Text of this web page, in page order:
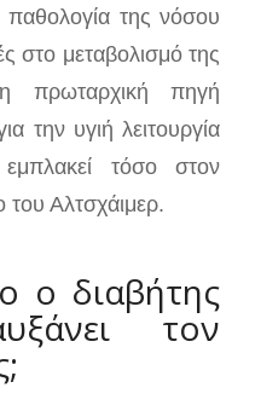
παθολογία της νόσου
στο μεταβολισμό της
πρωταρχική πηγή
την υγιή λειτουργία
τόσο στον
του Αλτσχάιμερ.
ο διαβήτης
τον